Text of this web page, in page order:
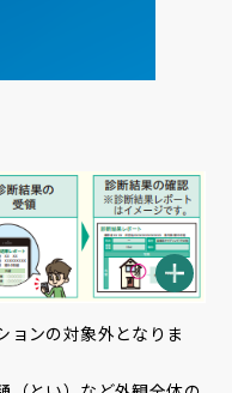
ョンの対象外となりま